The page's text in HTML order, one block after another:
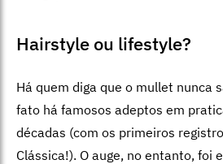
Hairstyle ou lifestyle?
Há quem diga que o mullet nunca
fato há famosos adeptos em
décadas (com os primeiros
Clássica!). O auge, no entanto, foi